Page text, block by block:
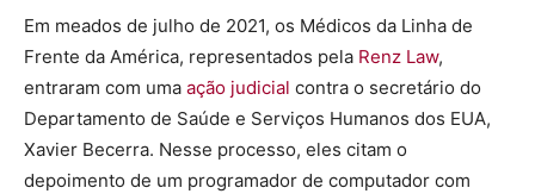
Em meados de julho de 2021, os Médicos da Linha de
Frente da América, representados pela Renz Law,
entraram com uma ação judicial contra o secretário do
Departamento de Saúde e Serviços Humanos dos EUA,
Xavier Becerra. Nesse processo, eles citam o
depoimento de um programador de computador com